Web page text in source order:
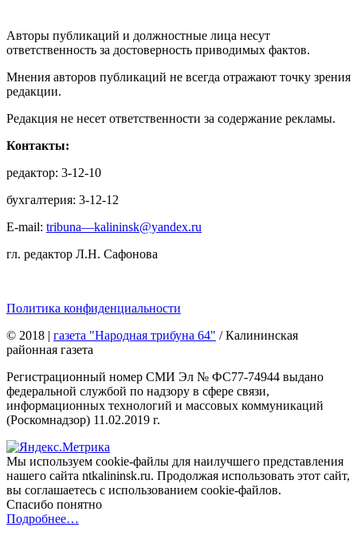
Авторы публикаций и должностные лица несут
ответственность за достоверность приводимых фактов.
Мнения авторов публикаций не всегда отражают точку зрения
редакции.
Редакция не несет ответственности за содержание рекламы.
Контакты:
редактор: 3-12-10
бухгалтерия: 3-12-12
E-mail: tribuna—kalininsk@yandex.ru
гл. редактор Л.Н. Сафонова
Политика конфиденциальности
© 2018 | газета "Народная трибуна 64" / Калининская
районная газета
Регистрационный номер СМИ Эл № ФС77-74944 выдано
федеральной службой по надзору в сфере связи,
информационных технологий и массовых коммуникаций
(Роскомнадзор) 11.02.2019 г.
Мы используем cookie-файлы для наилучшего представления
нашего сайта ntkalininsk.ru. Продолжая использовать этот сайт,
вы соглашаетесь с использованием cookie-файлов.
Спасибо понятно
Подробнее…